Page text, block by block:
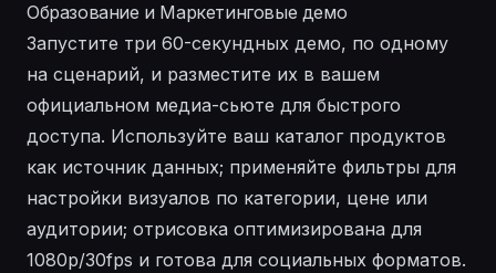
Образование и Маркетинговые демо
Запустите три 60-секундных демо, по одному
на сценарий, и разместите их в вашем
официальном медиа-сьюте для быстрого
доступа. Используйте ваш каталог продуктов
как источник данных; применяйте фильтры для
настройки визуалов по категории, цене или
аудитории; отрисовка оптимизирована для
1080p/30fps и готова для социальных форматов.